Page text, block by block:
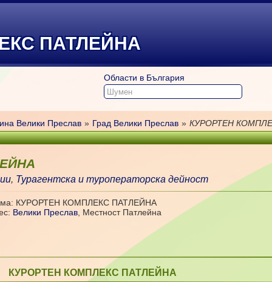
ПАТЛЕЙНА
Области в България
Велики Преслав » Град Велики Преслав » КУРОРТЕН
, Турагентска и туроператорска дейност
КУРОРТЕН КОМПЛЕКС ПАТЛЕЙНА
Велики Преслав Местност Патлейна
КУРОРТЕН КОМПЛЕКС ПАТЛЕЙНА